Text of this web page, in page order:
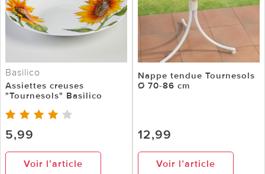
Basilico
Assiettes creuses
"Tournesols" Basilico
5,99
Voir l’article
Nappe tendue Tournesols
Ø 70-86 cm
12,99
Voir l’article